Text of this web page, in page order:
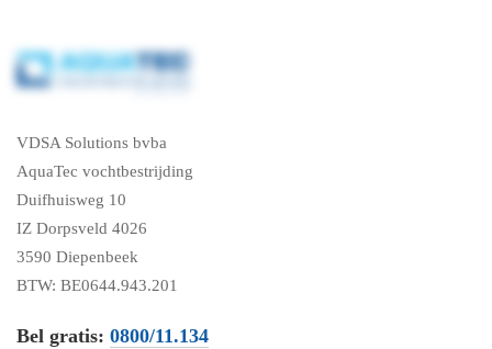
VDSA Solutions bvba
AquaTec vochtbestrijding
Duifhuisweg 10
IZ Dorpsveld 4026
3590 Diepenbeek
BTW: BE0644.943.201
Bel gratis: 0800/11.134